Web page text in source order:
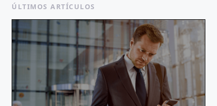
ÚLTIMOS ARTÍCULOS